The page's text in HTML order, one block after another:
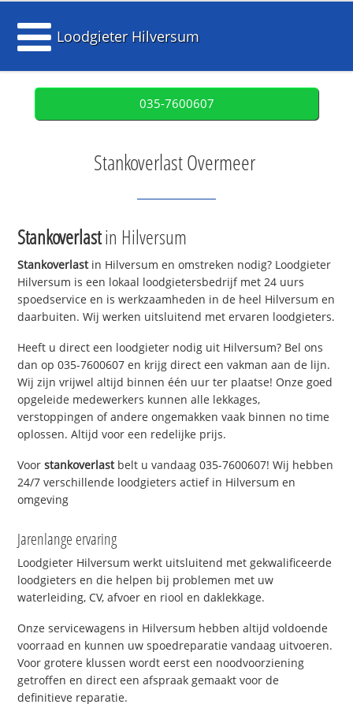
Loodgieter Hilversum
035-7600607
Stankoverlast Overmeer
Stankoverlastin Hilversum
Stankoverlastin Hilversum en omstreken nodig? Loodgieter
Hilversum is een lokaal loodgietersbedrijf met 24 uurs
spoedservice en is werkzaamheden in de heel Hilversum en
daarbuiten. Wij werken uitsluitend met ervaren loodgieters.
Heeft u direct een loodgieter nodig uit Hilversum? Bel ons
dan op 035-7600607 en krijg direct een vakman aan de lijn.
Wij zijn vrijwel altijd binnen één uur ter plaatse! Onze goed
opgeleide medewerkers kunnen alle lekkages,
verstoppingen of andere ongemakken vaak binnen no time
oplossen. Altijd voor een redelijke prijs.
Voorstankoverlastbelt u vandaag 035-7600607! Wij hebben
24/7 verschillende loodgieters actief in Hilversum en
omgeving
Jarenlange ervaring
Loodgieter Hilversum werkt uitsluitend met gekwalificeerde
loodgieters en die helpen bij problemen met uw
waterleiding, CV, afvoer en riool en daklekkage.
Onze servicewagens in Hilversum hebben altijd voldoende
voorraad en kunnen uw spoedreparatie vandaag uitvoeren.
Voor grotere klussen wordt eerst een noodvoorziening
getroffen en direct een afspraak gemaakt voor de
definitieve reparatie.